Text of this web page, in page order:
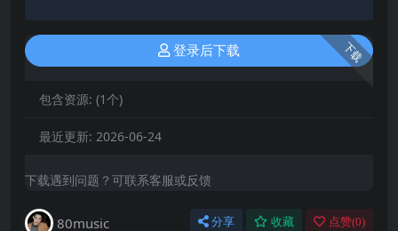
下载
登录后下载
包含资源: (1个)
最近更新: 2026-06-24
下载遇到问题？可联系客服或反馈
80music 分享 收藏 点赞(0)